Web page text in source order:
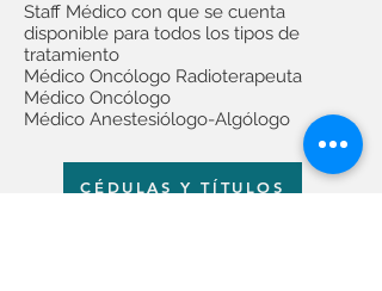
Staff Médico con que se cuenta
disponible para todos los tipos de
tratamiento
Médico Oncólogo Radioterapeuta
Médico Oncólogo
Médico Anestesiólogo-Algólogo
CÉDULAS Y TÍTULOS